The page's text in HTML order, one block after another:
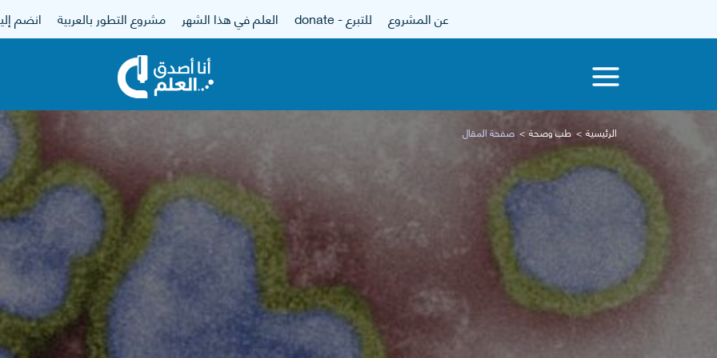
عن المشروع للتبرع - donate العلم في هذا الشهر مشروع التطور بالعربية انضم
الرئيسية طب وصحة صفحة المقال